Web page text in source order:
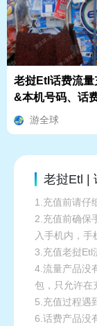
老挝Etl话费流量
&本机号码、话
额查询指南
游全球
老挝Etl |
1.充值前请仔
2.充值前确保
入手机内，手
3.充值老挝Etl
4.流量产品没
包，只允许在
5.充值过程遇
6.话费产品没